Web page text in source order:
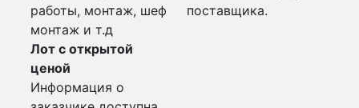
работы, монтаж, шеф
монтаж и т.д
Лот с открытой
ценой
Информация о
поставщика.